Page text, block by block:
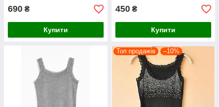
690 ₴
Купити
450 ₴
Купити
Топ продажів –10%